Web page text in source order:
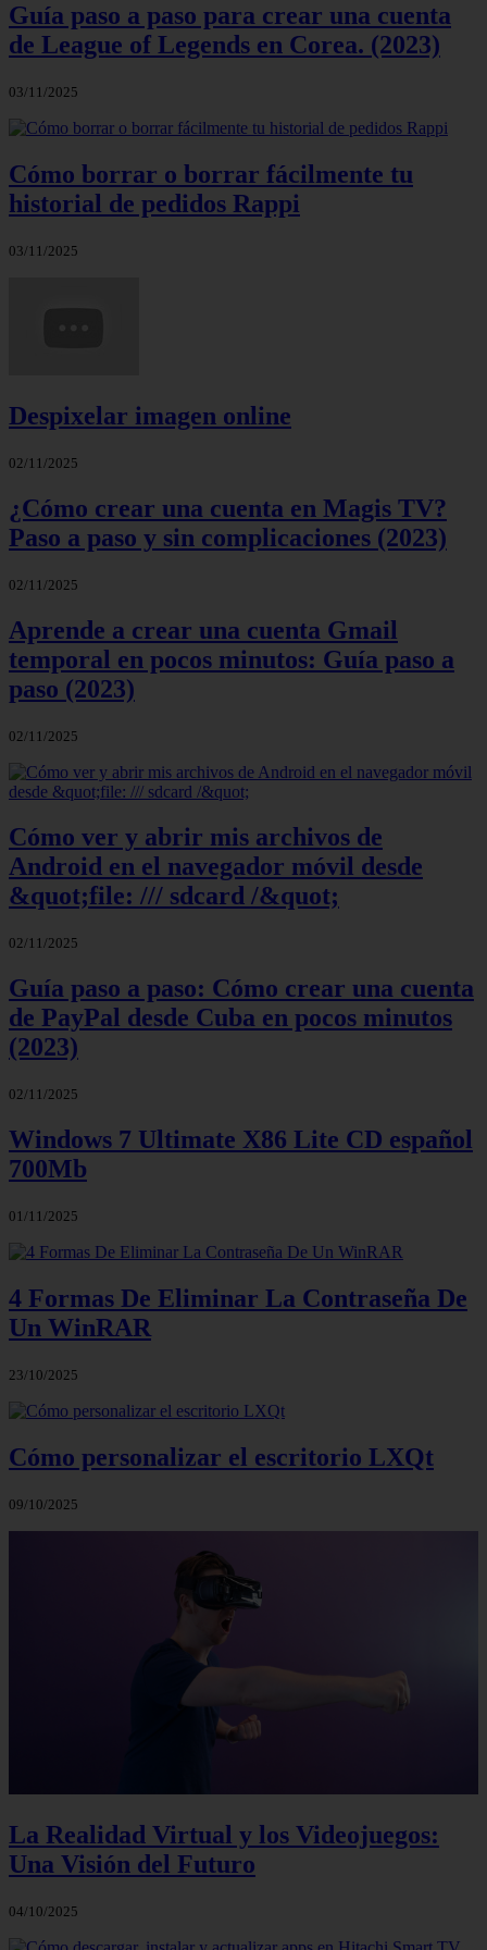
Guía paso a paso para crear una cuenta
de League of Legends en Corea. (2023)
03/11/2025
Cómo borrar o borrar fácilmente tu
historial de pedidos Rappi
03/11/2025
Despixelar imagen online
02/11/2025
¿Cómo crear una cuenta en Magis TV?
Paso a paso y sin complicaciones (2023)
02/11/2025
Aprende a crear una cuenta Gmail
temporal en pocos minutos: Guía paso a
paso (2023)
02/11/2025
Cómo ver y abrir mis archivos de
Android en el navegador móvil desde
&quot;file: /// sdcard /&quot;
02/11/2025
Guía paso a paso: Cómo crear una cuenta
de PayPal desde Cuba en pocos minutos
(2023)
02/11/2025
Windows 7 Ultimate X86 Lite CD español
700Mb
01/11/2025
4 Formas De Eliminar La Contraseña De
Un WinRAR
23/10/2025
Cómo personalizar el escritorio LXQt
09/10/2025
La Realidad Virtual y los Videojuegos:
Una Visión del Futuro
04/10/2025